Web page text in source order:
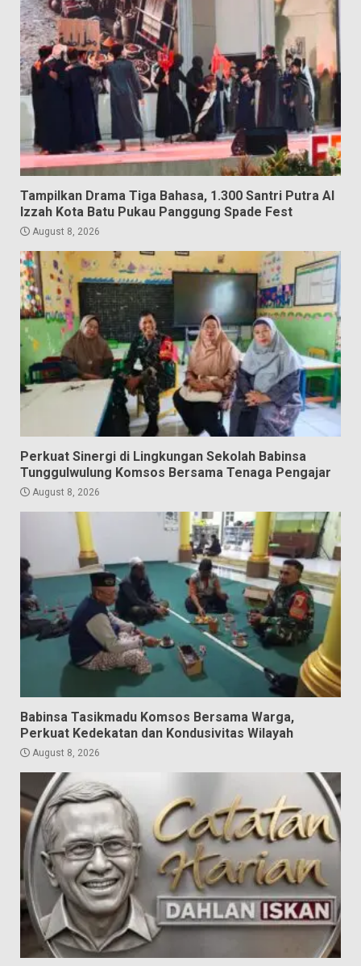
Tampilkan Drama Tiga Bahasa, 1.300 Santri Putra Al
Izzah Kota Batu Pukau Panggung Spade Fest
August 8, 2026
Perkuat Sinergi di Lingkungan Sekolah Babinsa
Tunggulwulung Komsos Bersama Tenaga Pengajar
August 8, 2026
Babinsa Tasikmadu Komsos Bersama Warga,
Perkuat Kedekatan dan Kondusivitas Wilayah
August 8, 2026